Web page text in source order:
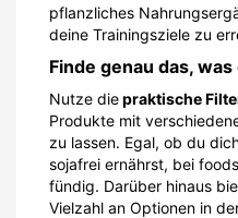
pflanzliches
deine Trainingsziele zu
Finde genau das,
Nutze diepraktische
Produkte mit
zu lassen. Egal, ob du
sojafrei ernährst, bei
fündig. Darüber hinaus
Vielzahl an Optionen in